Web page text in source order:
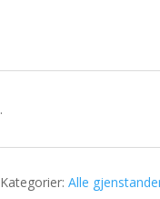
.
Kategorier:Alle